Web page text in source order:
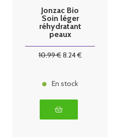
Jonzac Bio
Soin léger
réhydratant
peaux
10.99€8.24€
En stock